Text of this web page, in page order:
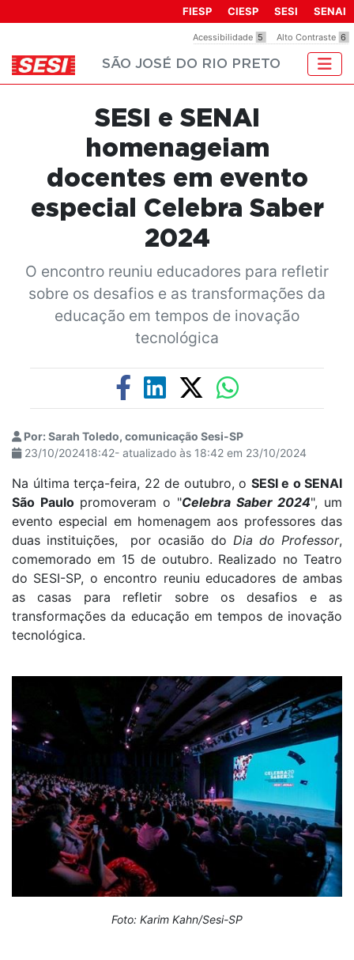
inclui
um
acessibilidade.
Acessibilidade 5 Alto Contraste 6
FIESP CIESP SESI SENAI
SÃO JOSÉ DO RIO PRETO
SESI e SENAI
homenageiam
docentes em evento
especial Celebra Saber
2024
O encontro reuniu educadores para refletir
sobre os desafios e as transformações da
educação em tempos de inovação
tecnológica
Por: Sarah Toledo, comunicação Sesi-SP
23/10/202418:42- atualizado às 18:42 em 23/10/2024
Na última terça-feira, 22 de outubro, o SESI e o SENAI
São Paulopromoveram o "Celebra Saber 2024", um
evento especial em homenagem aos professores das
duas instituições, por ocasião do Dia do Professor,
comemorado em 15 de outubro. Realizado no Teatro
do SESI-SP, o encontro reuniu educadores de ambas
as casas para refletir sobre os desafios e as
transformações da educação em tempos de inovação
tecnológica.
Foto: Karim Kahn/Sesi-SP